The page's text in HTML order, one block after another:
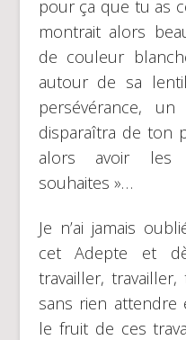
pour ça que tu as
montrait alors
de couleur
autour de sa
persévérance,
disparaîtra de ton
alors avoir les
souhaites »…
Je n’ai jamais
cet Adepte et
travailler,
sans rien
le fruit de ces